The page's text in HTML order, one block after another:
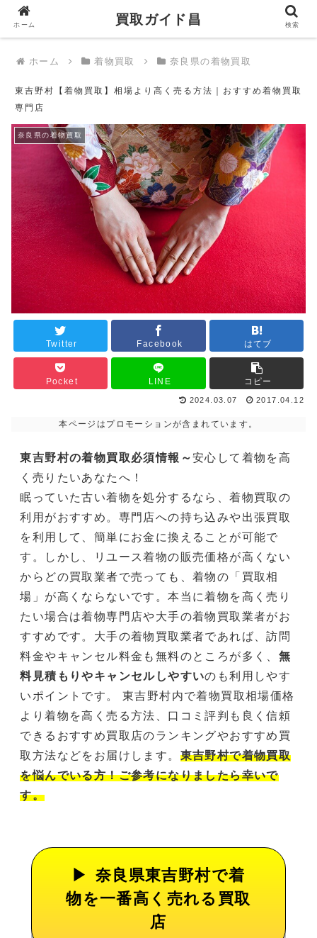
買取ガイド昌
ホーム 着物買取 奈良県の着物買取
東吉野村【着物買取】相場より高く売る方法｜おすすめ着物買取
専門店
奈良県の着物買取
Twitter Facebook はてブ
Pocket LINE コピー
2024.03.07 2017.04.12
本ページはプロモーションが含まれています。
東吉野村の着物買取必須情報～安心して着物を高
く売りたいあなたへ！
眠っていた古い着物を処分するなら、着物買取の
利用がおすすめ。専門店への持ち込みや出張買取
を利用して、簡単にお金に換えることが可能で
す。しかし、リユース着物の販売価格が高くない
からどの買取業者で売っても、着物の「買取相
場」が高くならないです。本当に着物を高く売り
たい場合は着物専門店や大手の着物買取業者がお
すすめです。大手の着物買取業者であれば、訪問
料金やキャンセル料金も無料のところが多く、 無
料見積もりやキャンセルしやすいのも利用しやす
いポイントです。 東吉野村内で着物買取相場価格
より着物を高く売る方法、口コミ評判も良く信頼
できるおすすめ買取店のランキングやおすすめ買
取方法などをお届けします。 東吉野村で着物買取
を悩んでいる方！ご参考になりましたら幸いで
す。
奈良県東吉野村で着
物を一番高く売れる買取
店
ホーム 買取ガイド昌 検索